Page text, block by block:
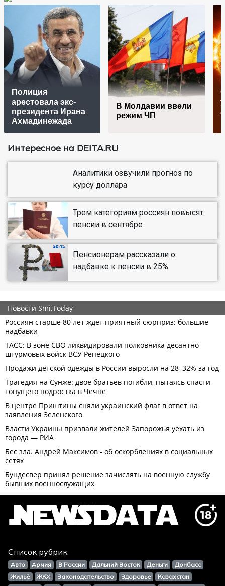
Полиция
арестовала экс-
президента Ирана
Ахмадинежада
В Молдавии ввели
режим ЧП
Интересное на DEITA.RU
Аналитики озвучили прогноз по
курсу доллара
Трем категориям россиян повысят
пенсии в сентябре
Пенсионерам рассказали о
надбавке к пенсии в 25%
Список рубрик:
Авто Армия В России Дальний Восток Деньги
Донбасс
Жильё
ЖКХ Законодательство Здоровье
Казахстан